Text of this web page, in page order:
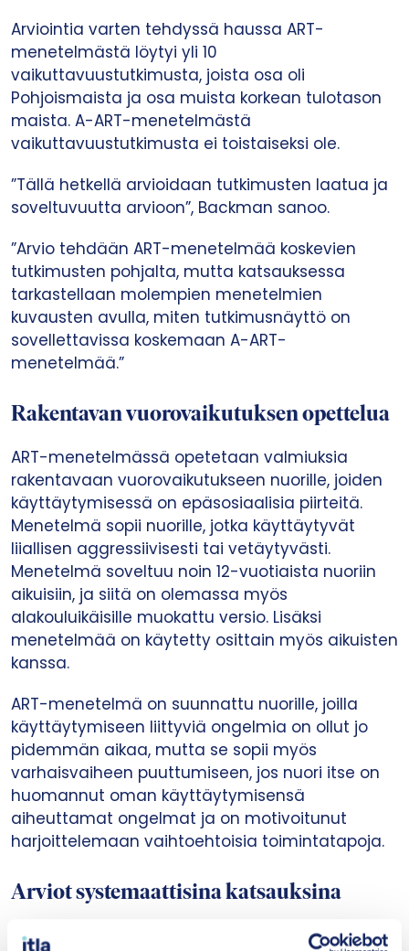
Arviointia varten tehdyssä haussa ART-
menetelmästä löytyi yli 10
vaikuttavuustutkimusta, joista osa oli
Pohjoismaista ja osa muista korkean tulotason
maista. A-ART-menetelmästä
vaikuttavuustutkimusta ei toistaiseksi ole.
”Tällä hetkellä arvioidaan tutkimusten laatua ja
soveltuvuutta arvioon”, Backman sanoo.
”Arvio tehdään ART-menetelmää koskevien
tutkimusten pohjalta, mutta katsauksessa
tarkastellaan molempien menetelmien
kuvausten avulla, miten tutkimusnäyttö on
sovellettavissa koskemaan A-ART-
menetelmää.”
Rakentavan vuorovaikutuksen opettelua
ART-menetelmässä opetetaan valmiuksia
rakentavaan vuorovaikutukseen nuorille, joiden
käyttäytymisessä on epäsosiaalisia piirteitä.
Menetelmä sopii nuorille, jotka käyttäytyvät
liiallisen aggressiivisesti tai vetäytyvästi.
Menetelmä soveltuu noin 12-vuotiaista nuoriin
aikuisiin, ja siitä on olemassa myös
alakouluikäisille muokattu versio. Lisäksi
menetelmää on käytetty osittain myös aikuisten
kanssa.
ART-menetelmä on suunnattu nuorille, joilla
käyttäytymiseen liittyviä ongelmia on ollut jo
pidemmän aikaa, mutta se sopii myös
varhaisvaiheen puuttumiseen, jos nuori itse on
huomannut oman käyttäytymisensä
aiheuttamat ongelmat ja on motivoitunut
harjoittelemaan vaihtoehtoisia toimintatapoja.
Arviot systemaattisina katsauksina
Kasvun tuen menetelmäarviot tehdään